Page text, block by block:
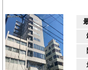
アです。さらに、徒歩圏
するビジネスエリアが
り取りもスムーズです。
備された現代的な印象
り、来訪者にも好印象を
っています。神田駅西側
適さを兼ね備えたビジネ